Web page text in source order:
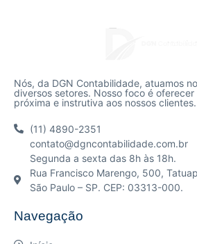
Nós, da DGN Contabilidade, atuamos
diversos setores. Nosso foco é
próxima e instrutiva aos nossos clientes.
(11) 4890-2351
contato@dgncontabilidade.com.br
Segunda a sexta das 8h às 18h.
Rua Francisco Marengo, 500,
São Paulo – SP. CEP: 03313-000.
Navegação